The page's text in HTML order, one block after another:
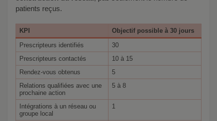
patients reçus.
KPI
Objectif possible à 30 jours
Prescripteurs identifiés
30
Prescripteurs contactés
10 à 15
Rendez-vous obtenus
5
Relations qualifiées avec une
prochaine action
5 à 8
Intégrations à un réseau ou
groupe local
1